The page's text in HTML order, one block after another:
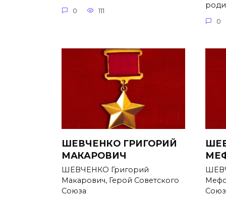
0 111
0
ШЕВЧЕНКО ГРИГОРИЙ
МАКАРОВИЧ
ШЕВЧЕНКО Григорий
Макарович, Герой Советского
Союза